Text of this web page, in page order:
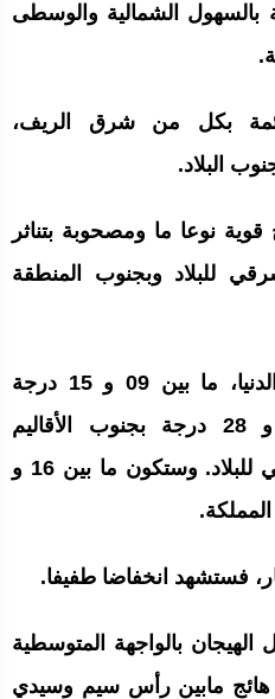
الشمالية والوسطى
بكل من شرق الريف،
البلاد.
نوعا ما ومصحوبة بتناثر
للبلاد وبجنوب المنطقة
وستتراوح درجات الحرارة الدنيا، ما بين 09 و 15 درجة
بالمرتفعات، وما بين 22 و 28 درجة بجنوب الأقاليم
الصحراوية وبالجنوب الشرقي للبلاد. وستكون ما بين 16 و
فستشهد انخفاضا طفيفا.
الهيجان بالواجهة المتوسطية
هائج مابين رأس سيم وسيدي